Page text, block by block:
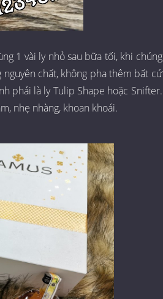
1 vài ly nhỏ sau bữa tối, khi chúng
nguyên chất, không pha thêm bất cứ
phải là ly Tulip Shape hoặc Snifter.
nhẹ nhàng, khoan khoái.